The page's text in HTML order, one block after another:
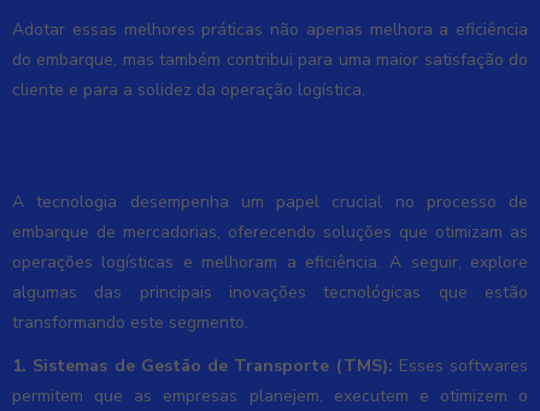
Adotar essas melhores práticas não apenas melhora a eficiência
do embarque, mas também contribui para uma maior satisfação do
cliente e para a solidez da operação logística.
A tecnologia desempenha um papel crucial no processo de
embarque de mercadorias, oferecendo soluções que otimizam as
operações logísticas e melhoram a eficiência. A seguir, explore
algumas das principais inovações tecnológicas que estão
transformando este segmento.
1. Sistemas de Gestão de Transporte (TMS): Esses softwares
permitem que as empresas planejem, executem e otimizem o